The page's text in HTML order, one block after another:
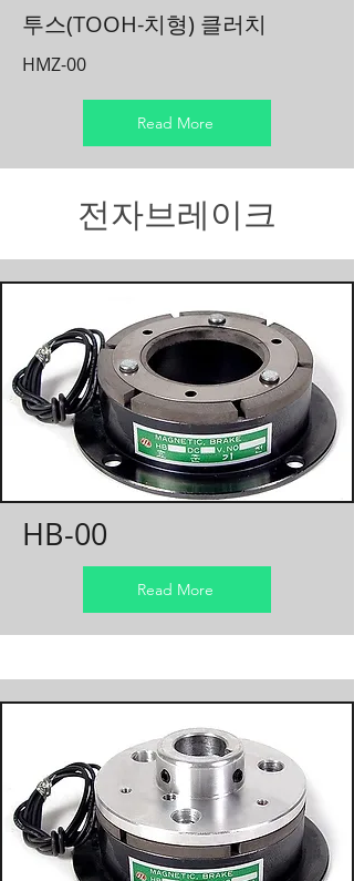
​투스(TOOH-치형) 클러치
HMZ-00
Read More
전자브레이크
HB-00
Read More